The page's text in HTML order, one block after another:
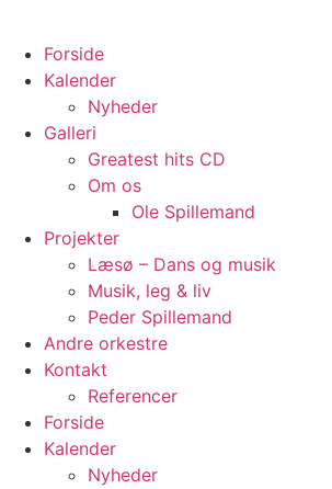
indhold
Forside
Kalender
Nyheder
Galleri
Greatest hits CD
Om os
Ole Spillemand
Projekter
Læsø – Dans og musik
Musik, leg & liv
Peder Spillemand
Andre orkestre
Kontakt
Referencer
Forside
Kalender
Nyheder